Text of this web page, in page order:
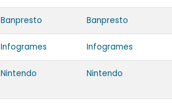
Banpresto Banpresto
Infogrames Infogrames
Nintendo Nintendo